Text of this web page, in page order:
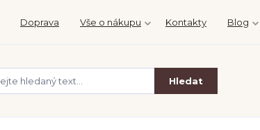
Doprava Vše o nákupu Kontakty Blog
Hledat